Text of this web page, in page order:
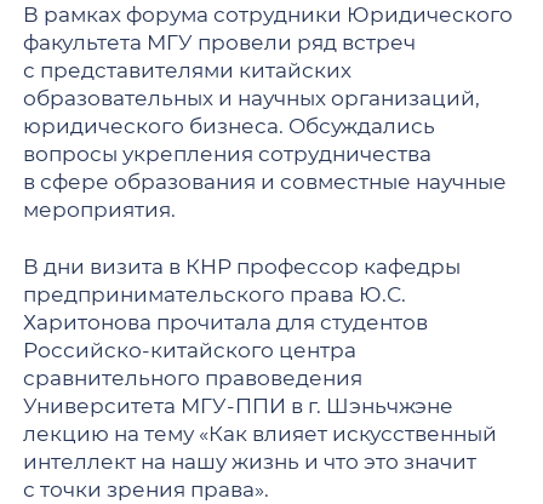
В рамках форума сотрудники Юридического
факультета МГУ провели ряд встреч
с представителями китайских
образовательных и научных организаций,
юридического бизнеса. Обсуждались
вопросы укрепления сотрудничества
в сфере образования и совместные научные
мероприятия.
В дни визита в КНР профессор кафедры
предпринимательского права Ю.С.
Харитонова прочитала для студентов
Российско-китайского центра
сравнительного правоведения
Университета МГУ-ППИ в г. Шэньчжэне
лекцию на тему «Как влияет искусственный
интеллект на нашу жизнь и что это значит
с точки зрения права».